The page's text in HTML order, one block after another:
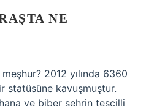
NE
2012 yılında 6360
statüsüne kavuşmuştur.
ve biber şehrin tescilli